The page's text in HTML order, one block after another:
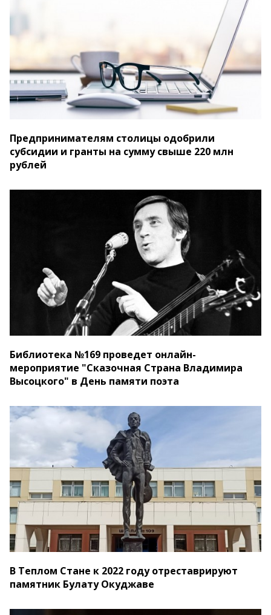
Предпринимателям столицы одобрили
субсидии и гранты на сумму свыше 220 млн
рублей
Библиотека №169 проведет онлайн-
мероприятие "Сказочная Страна Владимира
Высоцкого" в День памяти поэта
В Теплом Стане к 2022 году отреставрируют
памятник Булату Окуджаве